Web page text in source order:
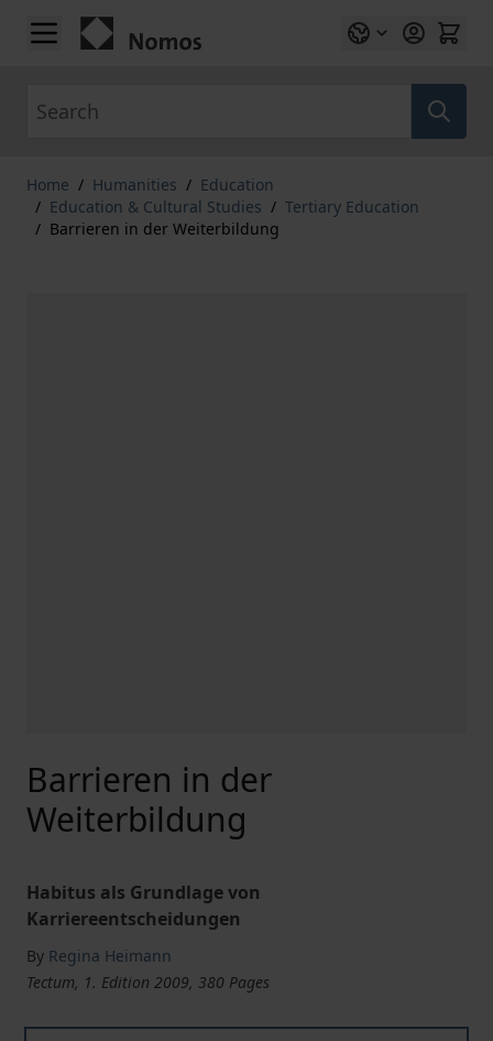
Skip to Content
Home / Humanities / Education
/ Education & Cultural Studies / Tertiary Education
/ Barrieren in der Weiterbildung
Barrieren in der
Weiterbildung
Habitus als Grundlage von
Karriereentscheidungen
By Regina Heimann
Tectum, 1. Edition 2009, 380 Pages